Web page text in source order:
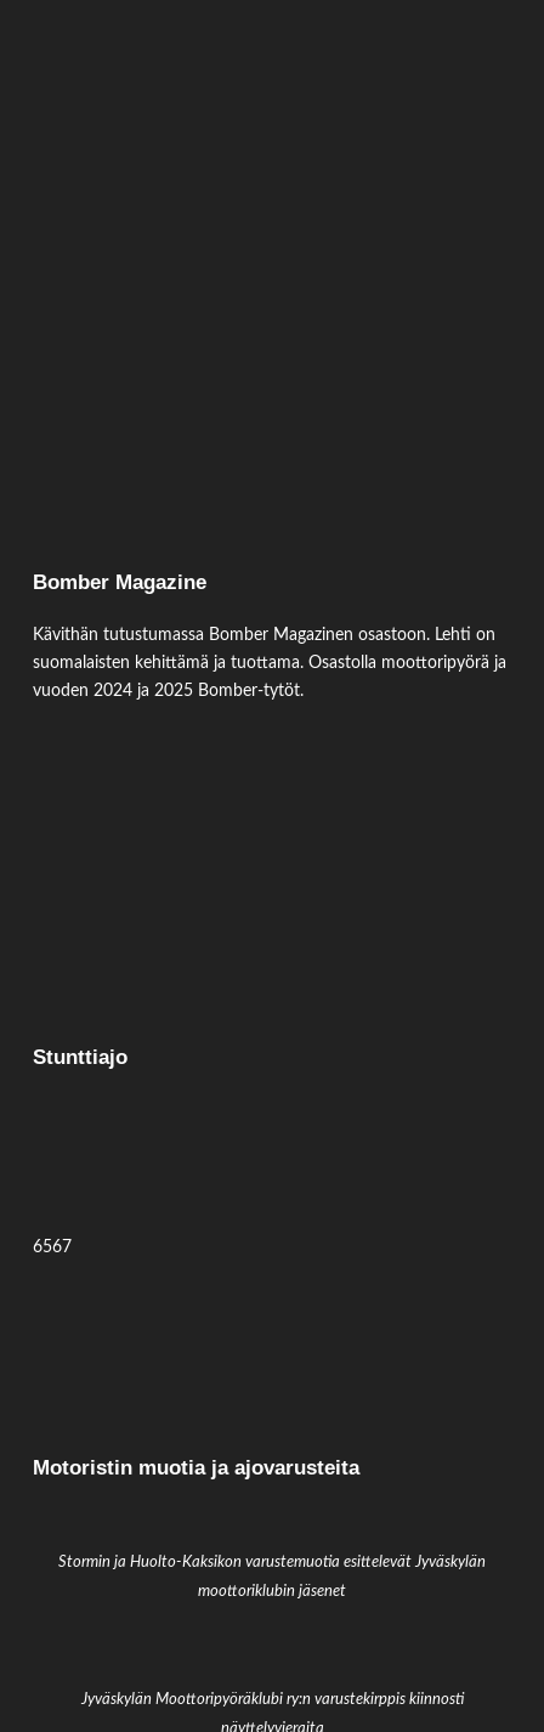
Bomber Magazine
Kävithän tutustumassa Bomber Magazinen osastoon. Lehti on
suomalaisten kehittämä ja tuottama. Osastolla moottoripyörä ja
vuoden 2024 ja 2025 Bomber-tytöt.
Stunttiajo
6567
Motoristin muotia ja ajovarusteita
Stormin ja Huolto-Kaksikon varustemuotia esittelevät Jyväskylän
moottoriklubin jäsenet
Jyväskylän Moottoripyöräklubi ry:n varustekirppis kiinnosti